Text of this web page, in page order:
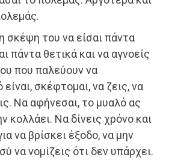
σκέψη του να είσαι πάντα
πάντα θετικά και να αγνοείς
που παλεύουν να
σκέφτομαι, να ζεις, να
Να αφήνεσαι, το μυαλό ας
κολλάει. Να δίνεις χρόνο και
να βρίσκει έξοδο, να μην
να νομίζεις ότι δεν υπάρχει.